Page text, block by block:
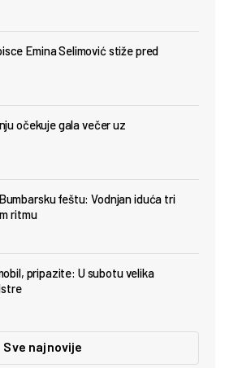
Emina Selimović stiže pred
očekuje gala večer uz
feštu: Vodnjan iduća tri
ritmu
pripazite: U subotu velika
Sve najnovije